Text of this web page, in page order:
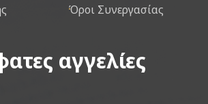
Όροι Συνεργασίας
αγγελίες